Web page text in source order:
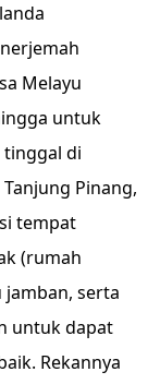
Melayu
untuk
di
Pinang,
tempat
(rumah
jamban, serta
untuk dapat
Rekannya